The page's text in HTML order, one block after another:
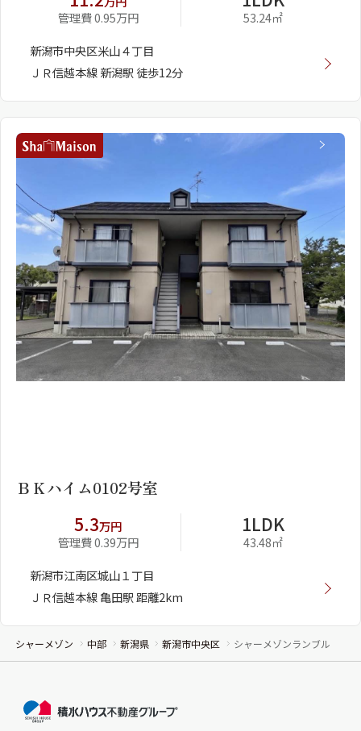
管理費 0.95万円
53.24㎡
新潟市中央区米山４丁目
ＪＲ信越本線 新潟駅 徒歩12分
ＢＫハイム0102号室
5.3万円
管理費 0.39万円
1LDK
43.48㎡
新潟市江南区城山１丁目
ＪＲ信越本線 亀田駅 距離2km
シャーメゾン 中部 新潟県 新潟市中央区 シャーメゾンランブル